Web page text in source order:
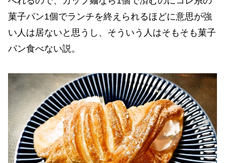
菓子パン1個でランチを終えられるほどに意思が強
い人は居ないと思うし、そういう人はそもそも菓子
パン食べない説。